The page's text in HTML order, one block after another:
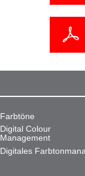
Farbtöne
Digital Colour
Management
Digitales